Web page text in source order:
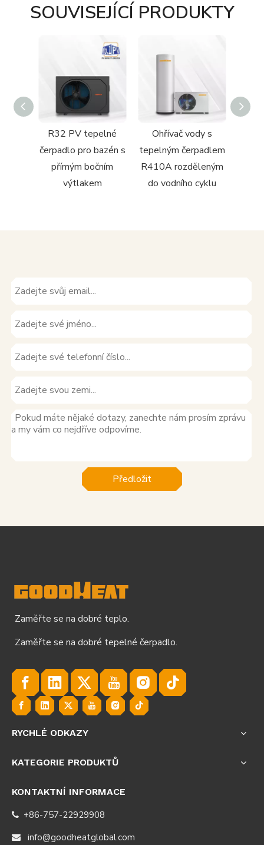
SOUVISEJÍCÍ PRODUKTY
R32 PV tepelné
čerpadlo pro bazén s
přímým bočním
výtlakem
Ohřívač vody s
tepelným čerpadlem
R410A rozděleným
do vodního cyklu
Předložit
Zaměřte se na dobré teplo.
Zaměřte se na dobré tepelné čerpadlo.
RYCHLÉ ODKAZY
KATEGORIE PRODUKTŮ
KONTAKTNÍ INFORMACE
 +86-757-22929908
 info@goodheatglobal.com